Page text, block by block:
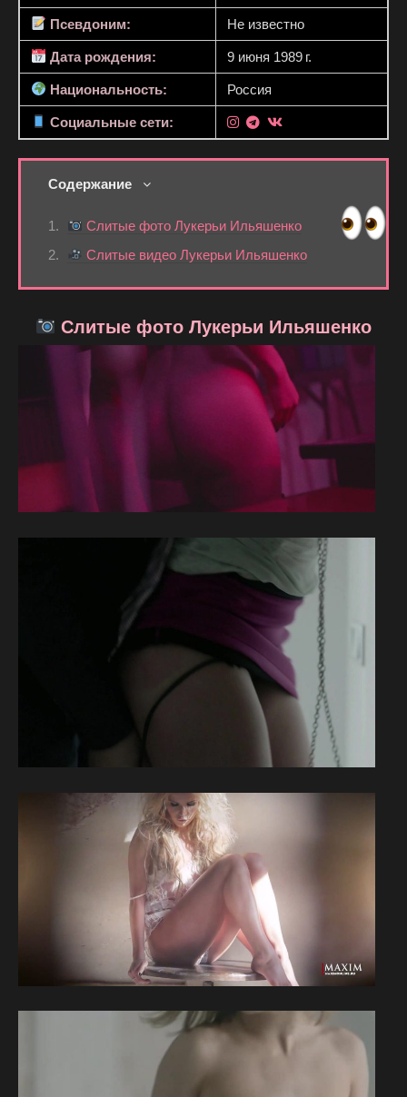
Псевдоним: Не известно
Дата рождения: 9 июня 1989 г.
Национальность: Россия
Социальные сети:
Содержание
Слитые фото Лукерьи Ильяшенко
Слитые видео Лукерьи Ильяшенко
Слитые фото Лукерьи Ильяшенко